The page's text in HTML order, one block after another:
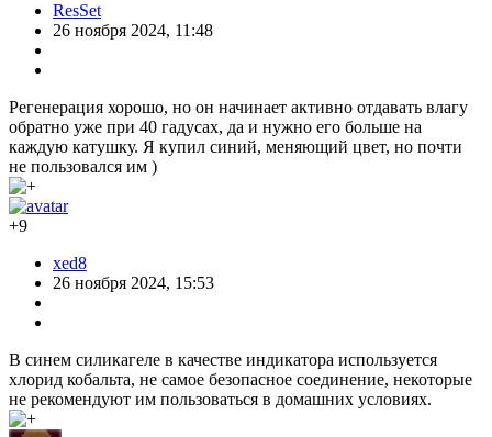
ResSet
26 ноября 2024, 11:48
Регенерация хорошо, но он начинает активно отдавать влагу
обратно уже при 40 гадусах, да и нужно его больше на
каждую катушку. Я купил синий, меняющий цвет, но почти
не пользовался им )
+9
xed8
26 ноября 2024, 15:53
В синем силикагеле в качестве индикатора используется
хлорид кобальта, не самое безопасное соединение, некоторые
не рекомендуют им пользоваться в домашних условиях.